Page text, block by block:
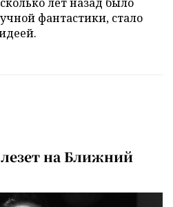
фантастики, стало
на Ближний